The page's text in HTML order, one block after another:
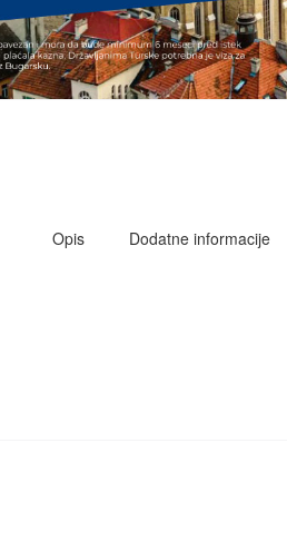
Opis Dodatne informacije